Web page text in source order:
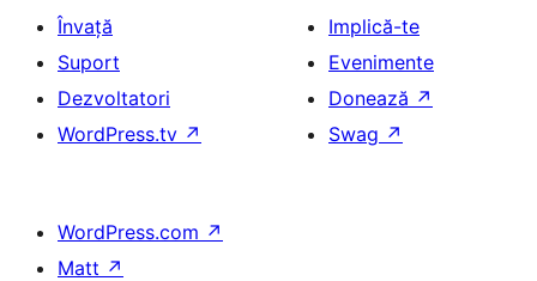
Învață
Suport
Dezvoltatori
WordPress.tv ↗
Implică-te
Evenimente
Donează ↗
Swag ↗
WordPress.com ↗
Matt ↗